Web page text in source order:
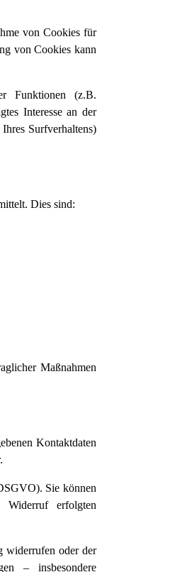
von Cookies für
von Cookies kann
Funktionen (z.B.
Interesse an der
Surfverhaltens)
Dies sind:
Maßnahmen
Kontaktdaten
Sie können
erfolgten
widerrufen oder der
– insbesondere